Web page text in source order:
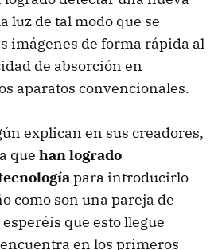
luz de tal modo que se
imágenes de forma rápida al
de absorción en
aparatos convencionales.
explican en sus creadores,
que han logrado
para introducirlo
como son una pareja de
que esto llegue
en los primeros